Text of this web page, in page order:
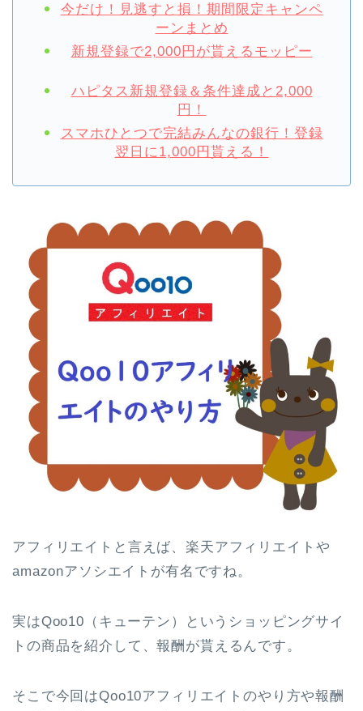
今だけ！見逃すと損！期間限定キャンペ
ーンまとめ
新規登録で2,000円が貰えるモッピー
ハピタス新規登録＆条件達成と2,000
円！
スマホひとつで完結みんなの銀行！登録
翌日に1,000円貰える！
アフィリエイトと言えば、楽天アフィリエイトや
amazonアソシエイトが有名ですね。
実はQoo10（キューテン）というショッピングサイ
トの商品を紹介して、報酬が貰えるんです。
そこで今回はQoo10アフィリエイトのやり方や報酬